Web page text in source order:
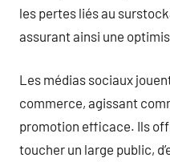
les pertes liés au
assurant ainsi une
Les médias sociaux
commerce, agissant
promotion efficace. Ils
toucher un large public,